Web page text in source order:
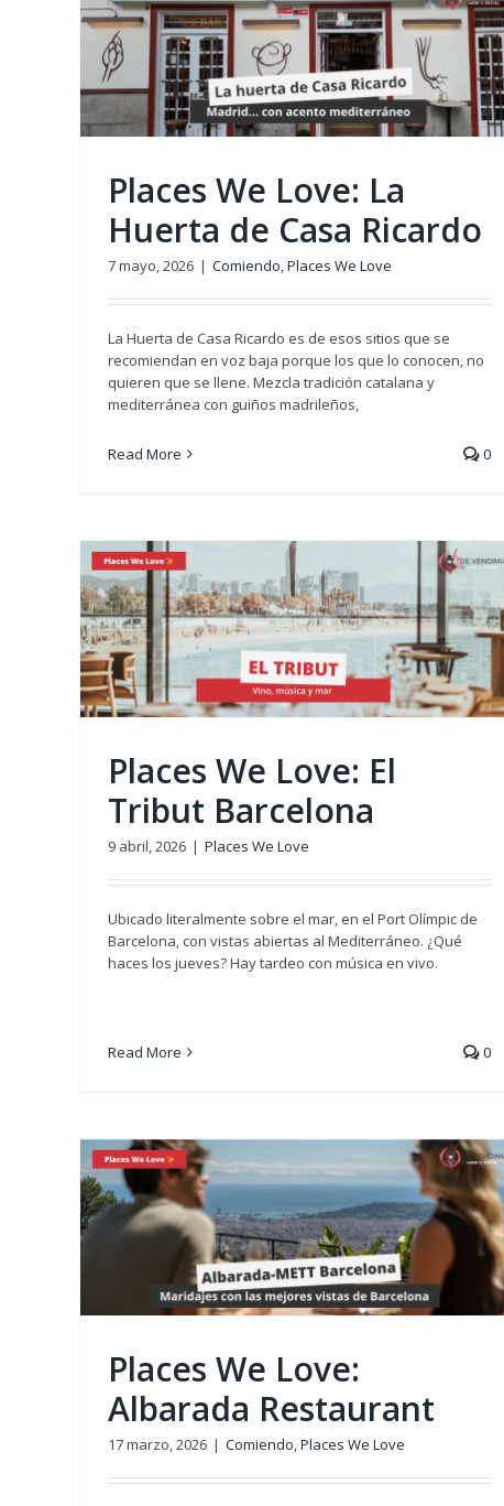
Places We Love: La
Huerta de Casa Ricardo
7 mayo, 2026 | Comiendo,Places We Love
La Huerta de Casa Ricardo es de esos sitios que se
recomiendan en voz baja porque los que lo conocen, no
quieren que se llene. Mezcla tradición catalana y
mediterránea con guiños madrileños,
Read More 0
Madres reales: 5 vinos para 5
momentos
Sin categoría
Places We Love: El
Tribut Barcelona
9 abril, 2026 | Places We Love
Ubicado literalmente sobre el mar, en el Port Olímpic de
Barcelona, con vistas abiertas al Mediterráneo. ¿Qué
haces los jueves? Hay tardeo con música en vivo.
Read More 0
Vinos rosados para regalar (o
compartir) en Sant Jordi
Aprendiendo Top Lists
Places We Love:
Albarada Restaurant
17 marzo, 2026 | Comiendo,Places We Love
Semana Santa: 5 escapadas
enoturísticas (sin multitudes
Planazos de fin de semana Viajando